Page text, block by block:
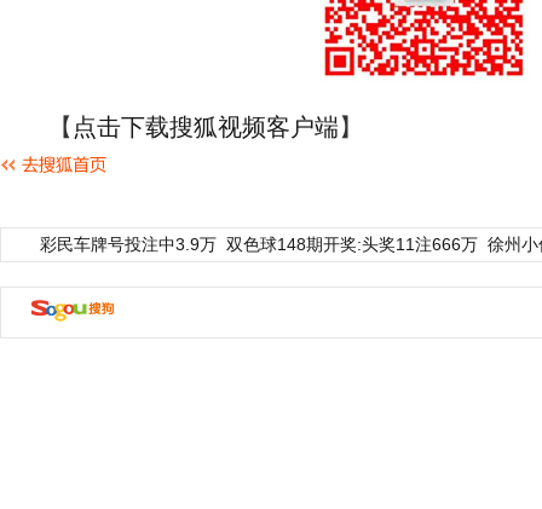
【 点击下载搜狐视频客户端】
彩民车牌号投注中3.9万 双色球148期开奖:头奖11注666万 徐州